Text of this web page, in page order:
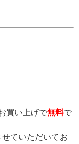
買い上げで無料で
ていただいてお